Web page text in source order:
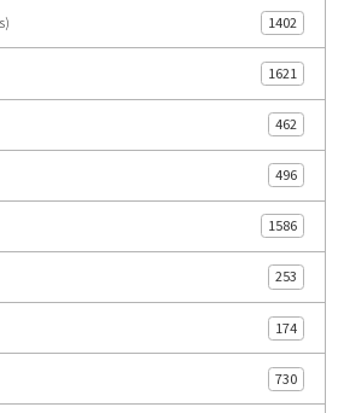
1402
1621
462
496
1586
253
174
730